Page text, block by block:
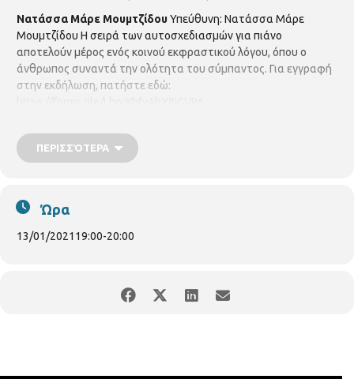
Νατάσσα Μάρε ΜουμτζίδουΥπεύθυνη: Νατάσσα Μάρε
Μουμτζίδου Η σειρά των αυτοσχεδιασμών για πιάνο
αποτελούν μέρος ενός κοινού εκφραστικού λόγου, όπου ο
άνθρωπος συναντά την ολότητα του σύμπαντος. Για εγγραφή
στην εκδήλωση, πατήστε εδώ:
ΠΕΡΙΣΣΌΤΕΡΑ
Ώρα
13/01/2021 19:00-20:00